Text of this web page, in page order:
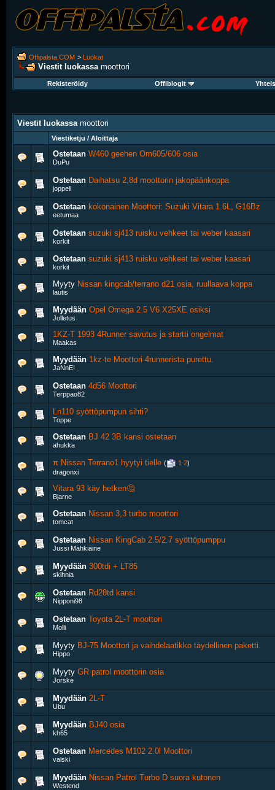
Offipalsta.COM > Luokat
Viestit luokassa moottori
Rekisteröidy Offiblogit
Viestit luokassa moottori
Viestiketju / Aloittaja
Ostetaan W460 geehen Om605/606 osia
DuPu
Ostetaan Daihatsu 2,8d moottorin jakopäänkoppa
joppeli
Ostetaan kokonainen Moottori: Suzuki Vitara 1.6L, G16Bz
eetumaa
Ostetaan suzuki sj413 ruisku vehkeet tai weber kaasari
korkit
Ostetaan suzuki sj413 ruisku vehkeet tai weber kaasari
korkit
Myyty Nissan kingcab/terrano d21 osia, ruullaava koppa
lautis
Myydään Opel Omega 2.5 V6 X25XE osiksi
Jolletus
1KZ-T 1993 4Runner savutus ja startti ongelmat
Maakas
Myydään 1kz-te Moottori 4runnerista purettu.
JaNnE!
Ostetaan 4d56 Moottori
Terppao82
Ln110 syöttöpumpun sihti?
Toppe
Ostetaan BJ 42 3B kansi ostetaan
ahukka
π Nissan Terrano1 hyytyi tielle ( 1 2)
dragonxi
Vitara 93 käy hetken🤔
Bjarne
Ostetaan Nissan 3,3 turbo moottori
tomcat
Ostetaan Nissan KingCab 2.5/2.7 syöttöpumppu
Jussi Mähkiäine
Myydään 300tdi + LT85
skihnia
Ostetaan Rd28td kansi.
Nipponi98
Ostetaan Toyota 2L-T moottori
Molli
Myyty BJ-75 Moottori ja vaihdelaatikko täydellinen paketti.
Hippo
Myyty GR patrol moottorin osia
Jorske
Myydään 2L-T
Ubu
Myydään BJ40 osia
kh65
Ostetaan Mercedes M102 2.0l Moottori
valski
Myydään Nissan Patrol Turbo D suora kutonen
Westend